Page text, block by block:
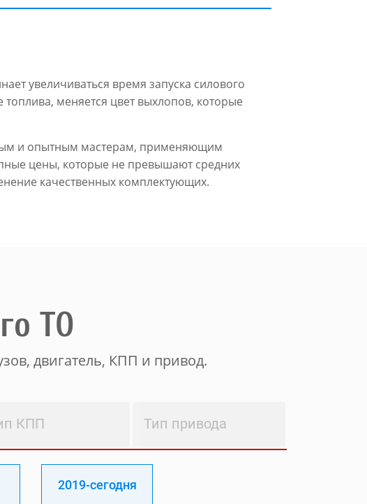
увеличиваться время запуска силового
топлива, меняется цвет выхлопов, которые
и опытным мастерам, применяющим
цены, которые не превышают средних
качественных комплектующих.
ТО
двигатель, КПП и привод.
КПП Тип привода
2019-сегодня